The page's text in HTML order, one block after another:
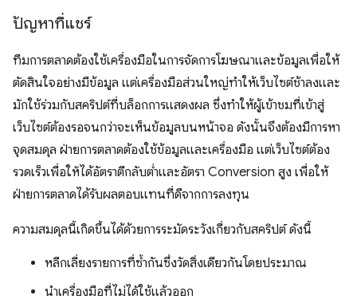
ปัญหาที่แชร์
ทีมการตลาดต้องใช้เครื่องมือในการจัดการโฆษณาและข้อมูลเพื่อให้
ตัดสินใจอย่างมีข้อมูล แต่เครื่องมือส่วนใหญ่ทําให้เว็บไซต์ช้าลงและ
มักใช้ร่วมกับสคริปต์ที่บล็อกการแสดงผล ซึ่งทําให้ผู้เข้าชมที่เข้าสู่
เว็บไซต์ต้องรอจนกว่าจะเห็นข้อมูลบนหน้าจอ ดังนั้นจึงต้องมีการหา
จุดสมดุล ฝ่ายการตลาดต้องใช้ข้อมูลและเครื่องมือ แต่เว็บไซต์ต้อง
รวดเร็วเพื่อให้ได้อัตราตีกลับต่ำและอัตรา Conversion สูง เพื่อให้
ฝ่ายการตลาดได้รับผลตอบแทนที่ดีจากการลงทุน
ความสมดุลนี้เกิดขึ้นได้ด้วยการระมัดระวังเกี่ยวกับสคริปต์ ดังนี้
หลีกเลี่ยงรายการที่ซ้ำกันซึ่งวัดสิ่งเดียวกันโดยประมาณ
นำเครื่องมือที่ไม่ได้ใช้แล้วออก